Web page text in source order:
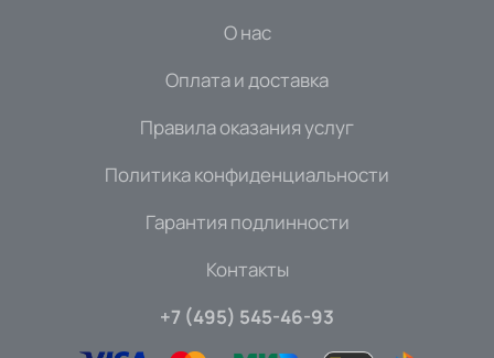
О нас
Оплата и доставка
Правила оказания услуг
Политика конфиденциальности
Гарантия подлинности
Контакты
+7 (495) 545-46-93